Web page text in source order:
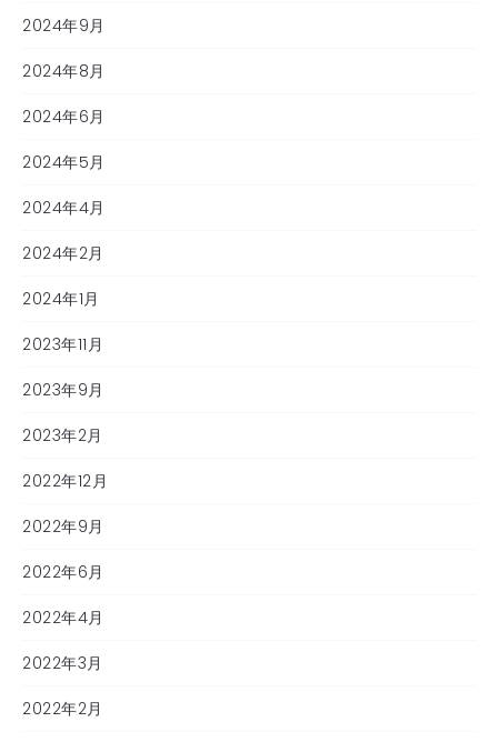
2024年9月
2024年8月
2024年6月
2024年5月
2024年4月
2024年2月
2024年1月
2023年11月
2023年9月
2023年2月
2022年12月
2022年9月
2022年6月
2022年4月
2022年3月
2022年2月